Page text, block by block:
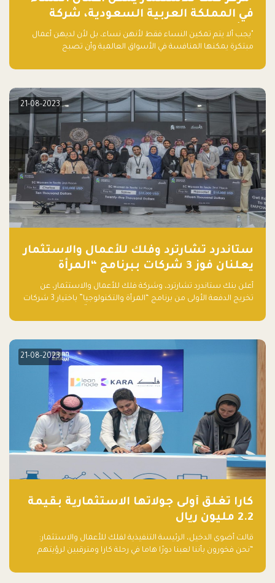
في المملكة العربية السعودية، شركة
ناشئة تلو الأخرى."
"يجب ألا يتم تمكين النساء فقط لأنهن نساء، بل لأن لديهن أعمال
مبتكرة يمكنها المنافسة في الأسواق العالمية وأن تصبح
21-08-2023
ستاندرد تشارترد وفلك للأعمال والاستثمار
يعلنان فوز 3 شركات ببرنامج “المرأة
والتكنولوجيا”
أعلن بنك ستاندرد تشارترد، وشركة فلك للأعمال والاستثمار، عن
تخريج الدفعة الأولى من برنامج “المرأة والتكنولوجيا” باختيار 3 شركات
الأعمال، اللواتي خضعن لبرنامج حاضنة مدته 8 أسابيع، أفكاراً مبتكرة
21-08-2023
كارا تغلق أولى جولاتها الاستثمارية بقيمة
2.2 مليون ريال
قالت أضوى الدخيل، الرئيسة التنفيذية لفلك للأعمال والاستثمار:
“نحن فخورون بأننا لعبنا دورًا هاما في رحلة كارا ومترقبين لرؤيتهم
جيدًا لكوكبنا فحسب، بل إنه جيد أيضًا للأعمال”.